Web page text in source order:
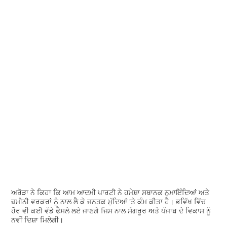
ਅਰੋੜਾ ਨੇ ਕਿਹਾ ਕਿ ਆਮ ਆਦਮੀ ਪਾਰਟੀ ਨੇ ਹਮੇਸ਼ਾ ਸਥਾਨਕ ਨੁਮਾਇੰਦਿਆਂ ਅਤੇ
ਜ਼ਮੀਨੀ ਵਰਕਰਾਂ ਨੂੰ ਨਾਲ ਲੈ ਕੇ ਜਨਤਕ ਮੁੱਦਿਆਂ 'ਤੇ ਕੰਮ ਕੀਤਾ ਹੈ। ਭਵਿੱਖ ਵਿੱਚ
ਹੋਰ ਵੀ ਕਈ ਵੱਡੇ ਫੈਸਲੇ ਲਏ ਜਾਣਗੇ ਜਿਸ ਨਾਲ ਸੰਗਰੂਰ ਅਤੇ ਪੰਜਾਬ ਦੇ ਵਿਕਾਸ ਨੂੰ
ਨਵੀਂ ਦਿਸ਼ਾ ਮਿਲੇਗੀ।